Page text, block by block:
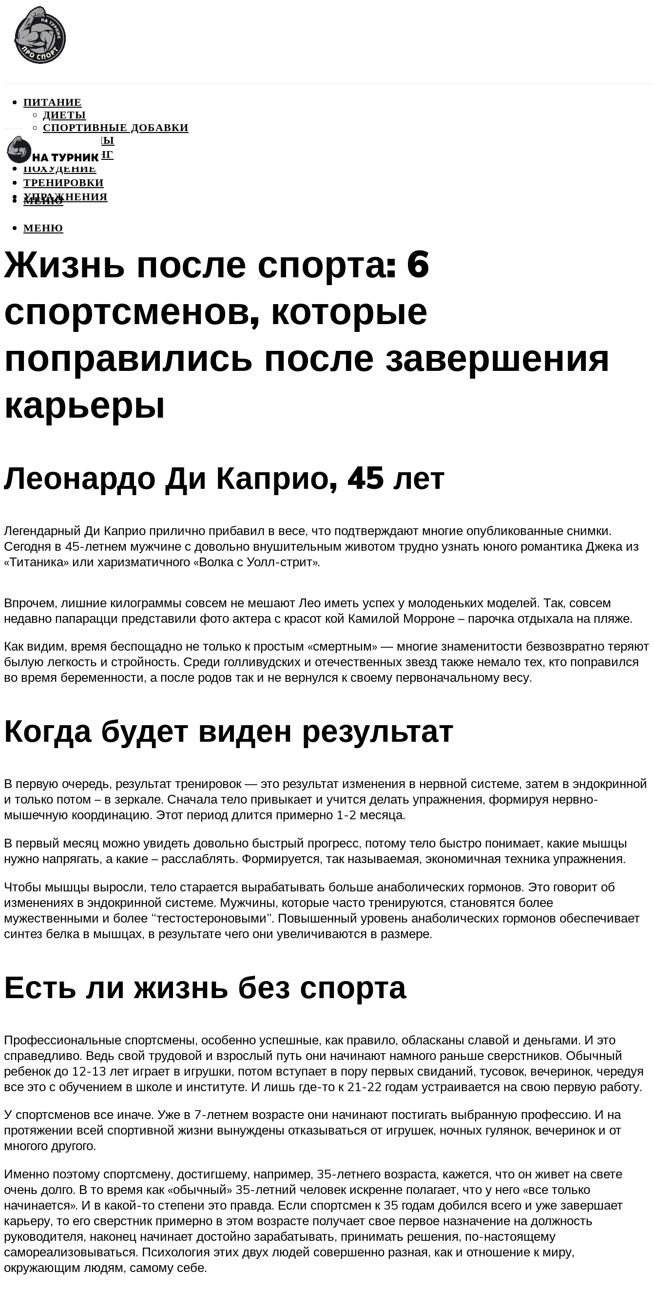
ПИТАНИЕ
ДИЕТЫ
СПОРТИВНЫЕ ДОБАВКИ
ВИТАМИНЫ
БОДИБИЛДИНГ
ПОХУДЕНИЕ
ТРЕНИРОВКИ
УПРАЖНЕНИЯ
МЕНЮ
МЕНЮ
Жизнь после спорта: 6
спортсменов, которые
поправились после завершения
карьеры
Леонардо Ди Каприо, 45 лет
Легендарный Ди Каприо прилично прибавил в весе, что подтверждают многие опубликованные снимки.
Сегодня в 45-летнем мужчине с довольно внушительным животом трудно узнать юного романтика Джека из
«Титаника» или харизматичного «Волка с Уолл-стрит».
Впрочем, лишние килограммы совсем не мешают Лео иметь успех у молоденьких моделей. Так, совсем
недавно папарацци представили фото актера с красот кой Камилой Морроне – парочка отдыхала на пляже.
Как видим, время беспощадно не только к простым «смертным» — многие знаменитости безвозвратно теряют
былую легкость и стройность. Среди голливудских и отечественных звезд также немало тех, кто поправился
во время беременности, а после родов так и не вернулся к своему первоначальному весу.
Когда будет виден результат
В первую очередь, результат тренировок — это результат изменения в нервной системе, затем в эндокринной
и только потом – в зеркале. Сначала тело привыкает и учится делать упражнения, формируя нервно-
мышечную координацию. Этот период длится примерно 1-2 месяца.
В первый месяц можно увидеть довольно быстрый прогресс, потому тело быстро понимает, какие мышцы
нужно напрягать, а какие – расслаблять. Формируется, так называемая, экономичная техника упражнения.
Чтобы мышцы выросли, тело старается вырабатывать больше анаболических гормонов. Это говорит об
изменениях в эндокринной системе. Мужчины, которые часто тренируются, становятся более
мужественными и более “тестостероновыми”. Повышенный уровень анаболических гормонов обеспечивает
синтез белка в мышцах, в результате чего они увеличиваются в размере.
Есть ли жизнь без спорта
Профессиональные спортсмены, особенно успешные, как правило, обласканы славой и деньгами. И это
справедливо. Ведь свой трудовой и взрослый путь они начинают намного раньше сверстников. Обычный
ребенок до 12-13 лет играет в игрушки, потом вступает в пору первых свиданий, тусовок, вечеринок, чередуя
все это с обучением в школе и институте. И лишь где-то к 21-22 годам устраивается на свою первую работу.
У спортсменов все иначе. Уже в 7-летнем возрасте они начинают постигать выбранную профессию. И на
протяжении всей спортивной жизни вынуждены отказываться от игрушек, ночных гулянок, вечеринок и от
многого другого.
Именно поэтому спортсмену, достигшему, например, 35-летнего возраста, кажется, что он живет на свете
очень долго. В то время как «обычный» 35-летний человек искренне полагает, что у него «все только
начинается». И в какой-то степени это правда. Если спортсмен к 35 годам добился всего и уже завершает
карьеру, то его сверстник примерно в этом возрасте получает свое первое назначение на должность
руководителя, наконец начинает достойно зарабатывать, принимать решения, по-настоящему
самореализовываться. Психология этих двух людей совершенно разная, как и отношение к миру,
окружающим людям, самому себе.